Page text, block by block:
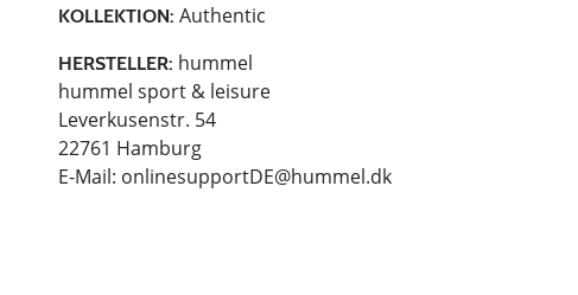
KOLLEKTION: Authentic
HERSTELLER: hummel
hummel sport & leisure
Leverkusenstr. 54
22761 Hamburg
E-Mail: onlinesupportDE@hummel.dk